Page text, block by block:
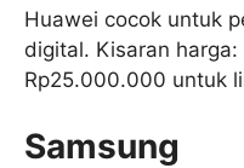
Huawei cocok untuk
digital. Kisaran
Rp25.000.000 untuk
Samsung